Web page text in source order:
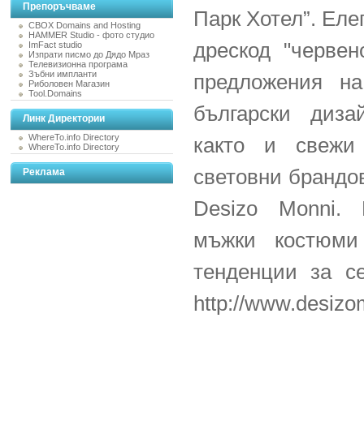
Препоръчваме
CBOX Domains and Hosting
HAMMER Studio - фото студио
ImFact studio
Изпрати писмо до Дядо Мраз
Телевизионна програма
Зъбни импланти
Риболовен Магазин
Tool.Domains
Линк Директории
WhereTo.info Directory
WhereTo.info Directory
Реклама
Парк Хотел”.
дрескод
предложения
български
както и свежи
световни
Desizo Monni.
мъжки
тенденции за
http://